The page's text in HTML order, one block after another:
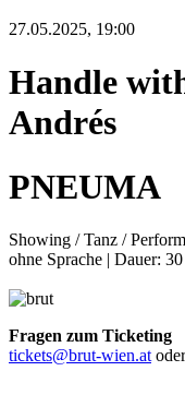
27.05.2025, 19:00
Handle
Andrés
PNEUMA
Showing / Tanz /
ohne Sprache | Dauer:
Fragen zum Ticketing
tickets@brut-wien.at